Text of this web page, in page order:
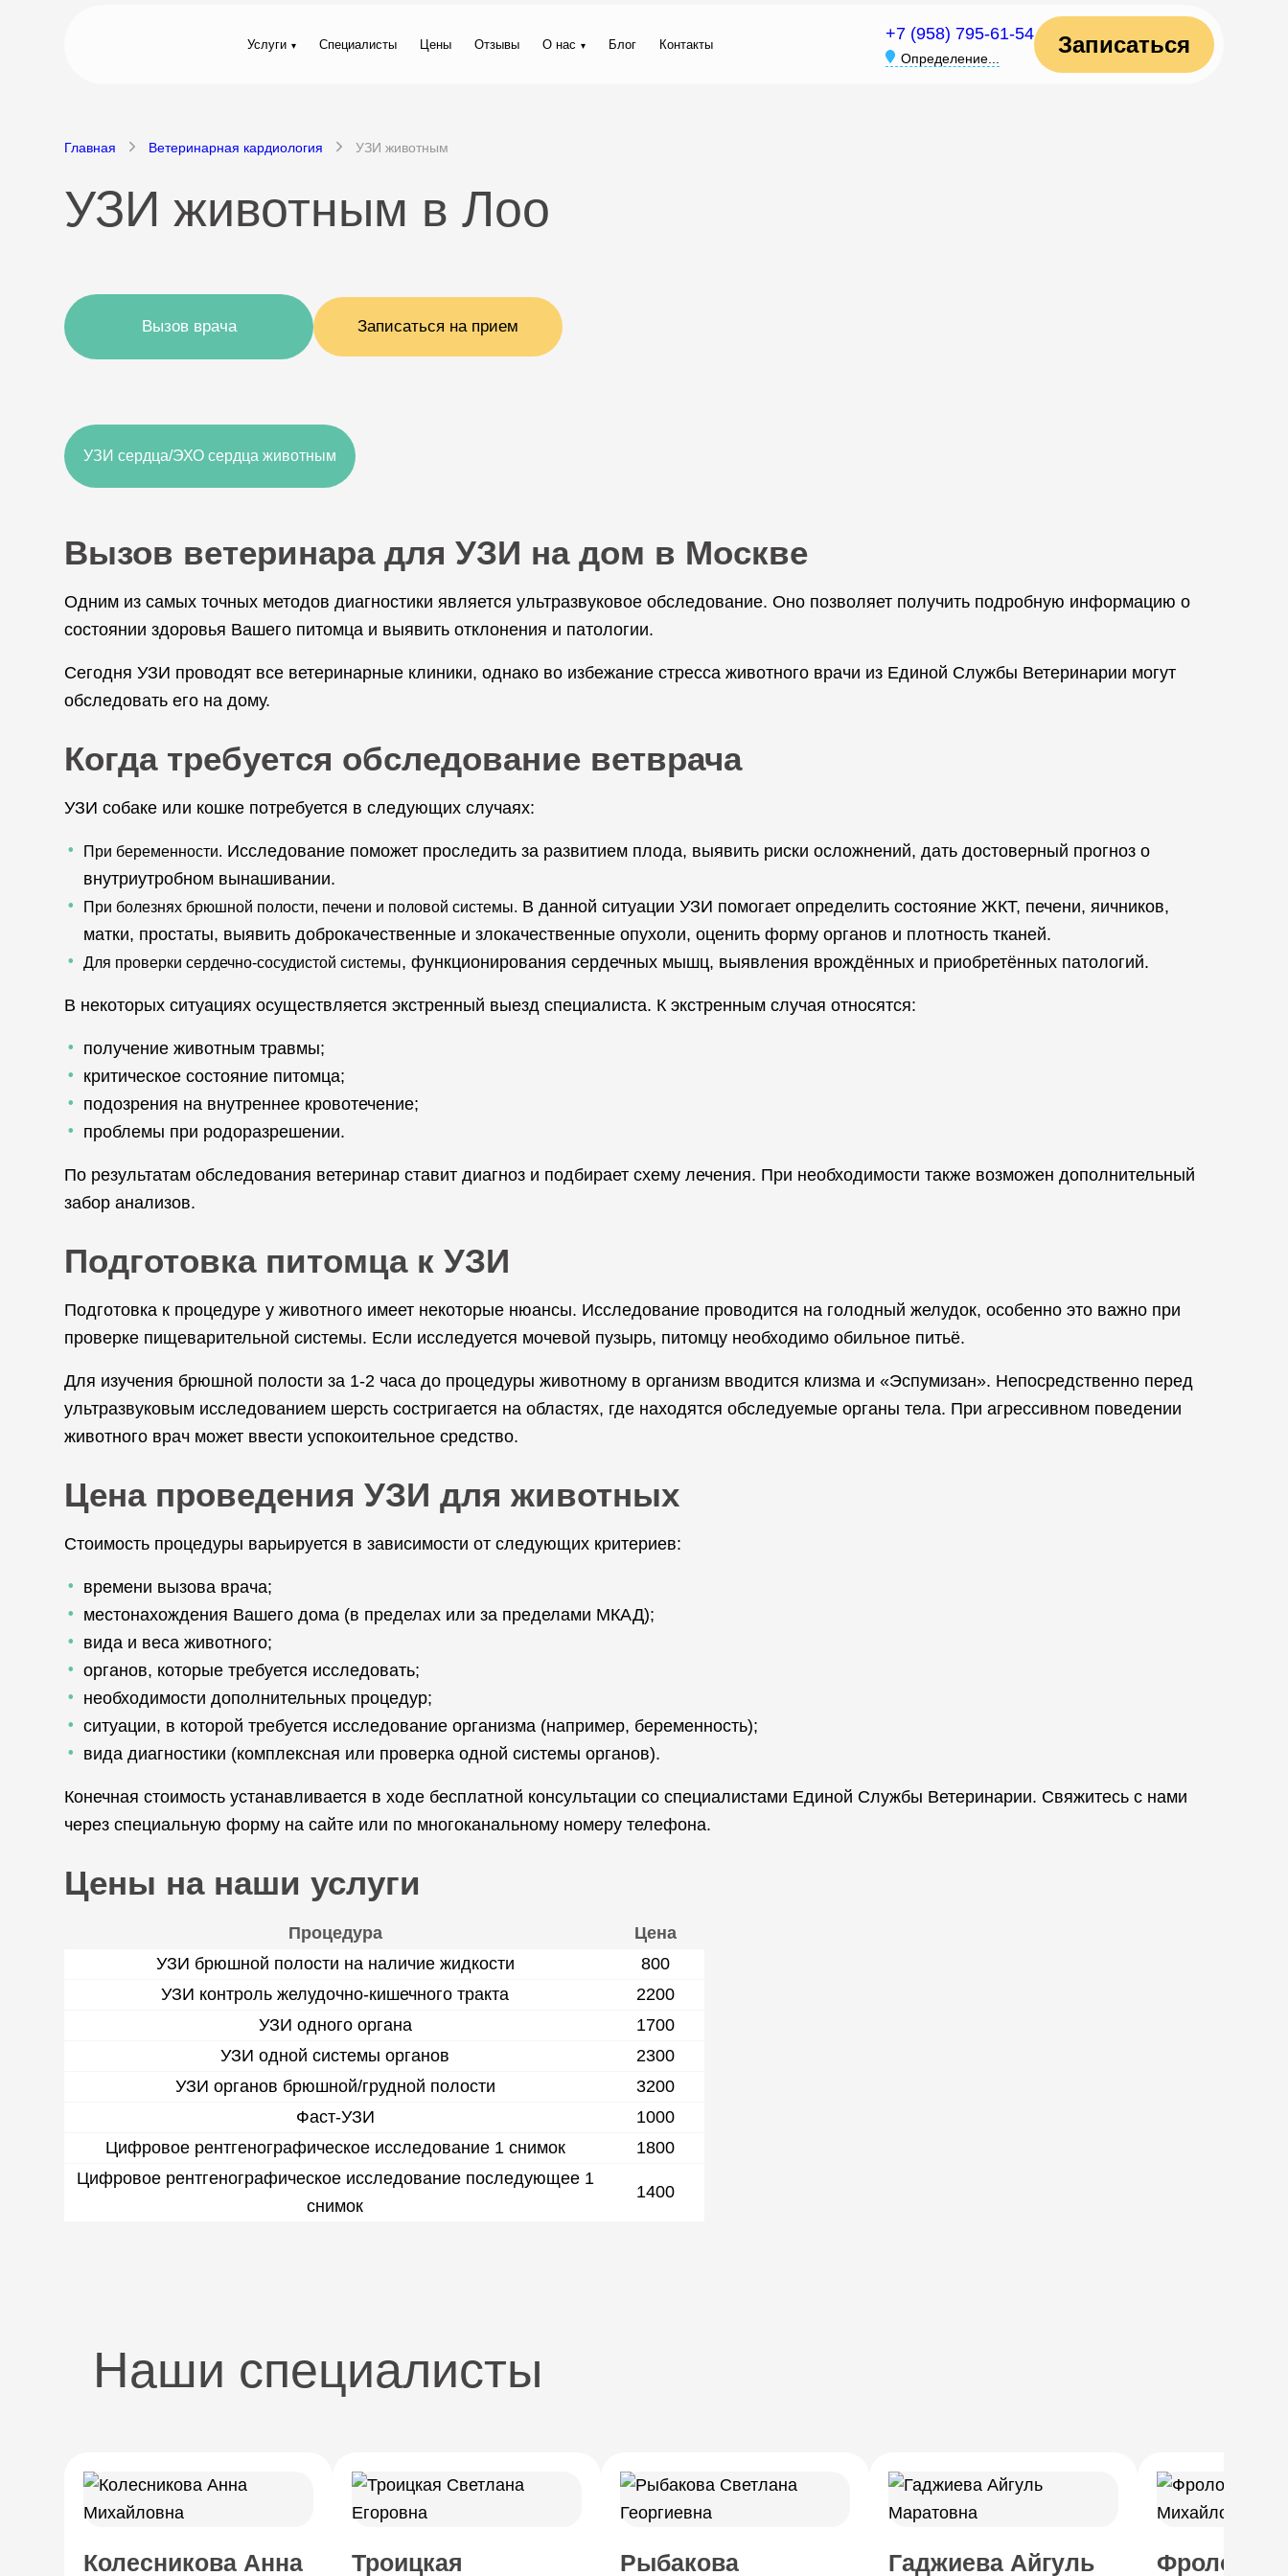
Услуги Специалисты Цены Отзывы О нас Блог Контакты
+7 (958) 795-61-54
Определение...
Записаться
Главная Ветеринарная кардиология УЗИ животным
УЗИ животным в Лоо
Вызов врача Записаться на прием
УЗИ сердца/ЭХО сердца животным
Вызов ветеринара для УЗИ на дом в Москве
Одним из самых точных методов диагностики является ультразвуковое обследование. Оно позволяет получить подробную информацию о
состоянии здоровья Вашего питомца и выявить отклонения и патологии.
Сегодня УЗИ проводят все ветеринарные клиники, однако во избежание стресса животного врачи из Единой Службы Ветеринарии могут
обследовать его на дому.
Когда требуется обследование ветврача
УЗИ собаке или кошке потребуется в следующих случаях:
При беременности. Исследование поможет проследить за развитием плода, выявить риски осложнений, дать достоверный прогноз о
внутриутробном вынашивании.
При болезнях брюшной полости, печени и половой системы. В данной ситуации УЗИ помогает определить состояние ЖКТ, печени, яичников,
матки, простаты, выявить доброкачественные и злокачественные опухоли, оценить форму органов и плотность тканей.
Для проверки сердечно-сосудистой системы, функционирования сердечных мышц, выявления врождённых и приобретённых патологий.
В некоторых ситуациях осуществляется экстренный выезд специалиста. К экстренным случая относятся:
получение животным травмы;
критическое состояние питомца;
подозрения на внутреннее кровотечение;
проблемы при родоразрешении.
По результатам обследования ветеринар ставит диагноз и подбирает схему лечения. При необходимости также возможен дополнительный
забор анализов.
Подготовка питомца к УЗИ
Подготовка к процедуре у животного имеет некоторые нюансы. Исследование проводится на голодный желудок, особенно это важно при
проверке пищеварительной системы. Если исследуется мочевой пузырь, питомцу необходимо обильное питьё.
Для изучения брюшной полости за 1-2 часа до процедуры животному в организм вводится клизма и «Эспумизан». Непосредственно перед
ультразвуковым исследованием шерсть состригается на областях, где находятся обследуемые органы тела. При агрессивном поведении
животного врач может ввести успокоительное средство.
Цена проведения УЗИ для животных
Стоимость процедуры варьируется в зависимости от следующих критериев:
времени вызова врача;
местонахождения Вашего дома (в пределах или за пределами МКАД);
вида и веса животного;
органов, которые требуется исследовать;
необходимости дополнительных процедур;
ситуации, в которой требуется исследование организма (например, беременность);
вида диагностики (комплексная или проверка одной системы органов).
Конечная стоимость устанавливается в ходе бесплатной консультации со специалистами Единой Службы Ветеринарии. Свяжитесь с нами
через специальную форму на сайте или по многоканальному номеру телефона.
Цены на наши услуги
Процедура
Цена
УЗИ брюшной полости на наличие жидкости
800
УЗИ контроль желудочно-кишечного тракта
2200
УЗИ одного органа
1700
УЗИ одной системы органов
2300
УЗИ органов брюшной/грудной полости
3200
Фаст-УЗИ
1000
Цифровое рентгенографическое исследование 1 снимок
1800
Цифровое рентгенографическое исследование последующее 1
снимок
1400
Наши специалисты
Колесникова Анна
Троицкая
Рыбакова
Гаджиева Айгуль
Фролов